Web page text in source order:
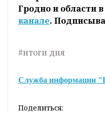
Гродно и области
канале.
#итоги дня
Служба информации
Поделиться: